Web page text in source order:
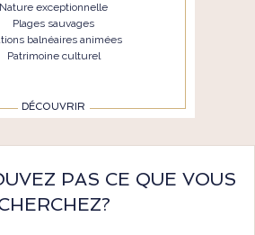
Nature exceptionnelle
Plages sauvages
balnéaires animées
Patrimoine culturel
DÉCOUVRIR
PAS CE QUE VOUS